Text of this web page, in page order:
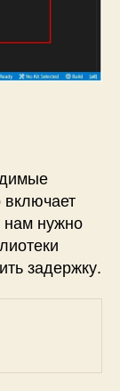
включает
нам нужно
задержку.